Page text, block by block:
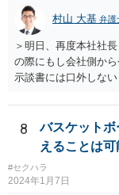
ない可能性もあるか
手方として、言い分
り、ご相談者様も直
いますので、必ずし
るまでをしなくとも
として本件行動が納
十分にご検討をいた
正式な警告の書面を
賠償を求めていく余
村山 大基 弁護
＞明日、再度本社社
の際にもし会社側か
示談書には口外しな
合、どのように対応
護士に相談してから
てご主人が近くで法
も確認できませんし
談に至る具体的な経
事情がわかりません
8
バスケット
えることは
#セクハラ
2024年1月7日